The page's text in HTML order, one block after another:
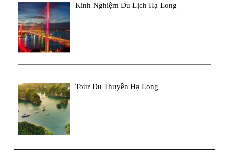
Kinh Nghiệm Du Lịch Hạ Long
Tour Du Thuyền Hạ Long